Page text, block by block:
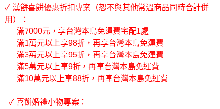
✓ 漢餅喜餅優惠折扣專案（恕不與其他常溫商品同時合計併
用）：
滿7000元，享台灣本島免運費宅配1處
滿1萬元以上享98折，再享台灣本島免運費
滿3萬元以上享95折，再享台灣本島免運費
滿5萬元以上享9折，再享台灣本島免運費
滿10萬元以上享88折，再享台灣本島免運費
✓ 喜餅婚禮小物專案：